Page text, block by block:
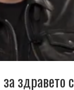
здравето